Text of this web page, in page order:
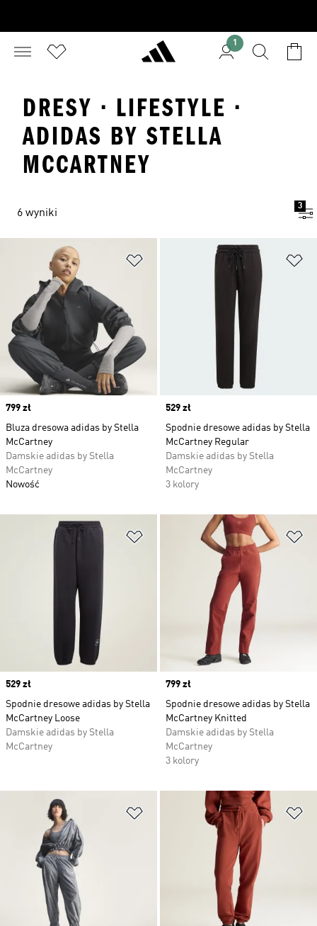
1
DRESY · LIFESTYLE ·
ADIDAS BY STELLA
MCCARTNEY
6 wyniki
3
Dodaj do listy życzeń
Price
799 zł
Bluza dresowa adidas by Stella
McCartney
Damskie adidas by Stella
McCartney
Nowość
Price
529 zł
Spodnie dresowe adidas by Stella
McCartney Regular
Damskie adidas by Stella
McCartney
3 kolory
Dodaj do listy życzeń
Price
529 zł
Spodnie dresowe adidas by Stella
McCartney Loose
Damskie adidas by Stella
McCartney
Price
799 zł
Spodnie dresowe adidas by Stella
McCartney Knitted
Damskie adidas by Stella
McCartney
3 kolory
Dodaj do listy życzeń